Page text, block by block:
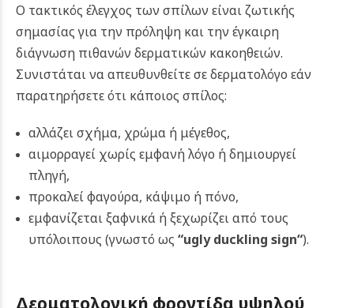
Ο τακτικός έλεγχος των σπίλων είναι ζωτικής
σημασίας για την πρόληψη και την έγκαιρη
διάγνωση πιθανών δερματικών κακοηθειών.
Συνιστάται να απευθυνθείτε σε δερματολόγο εάν
παρατηρήσετε ότι κάποιος σπίλος:
αλλάζει σχήμα, χρώμα ή μέγεθος,
αιμορραγεί χωρίς εμφανή λόγο ή δημιουργεί
πληγή,
προκαλεί φαγούρα, κάψιμο ή πόνο,
εμφανίζεται ξαφνικά ή ξεχωρίζει από τους
υπόλοιπους (γνωστό ως “ugly duckling sign“).
Δερματολογική φροντίδα υψηλού